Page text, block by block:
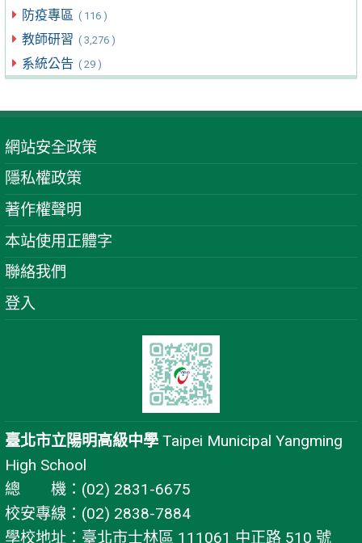
防疫專區 ( 116 )
教師研習 ( 3,276 )
系統公告 ( 29 )
網站安全政策
隱私權政策
著作權聲明
本站使用正體字
聯絡我們
登入
臺北市立陽明高級中學 Taipei Municipal Yangming
High School
總 機：(02) 2831-6675
校安專線：(02) 2838-7884
學校地址：臺北市士林區 111061 中正路 510 號